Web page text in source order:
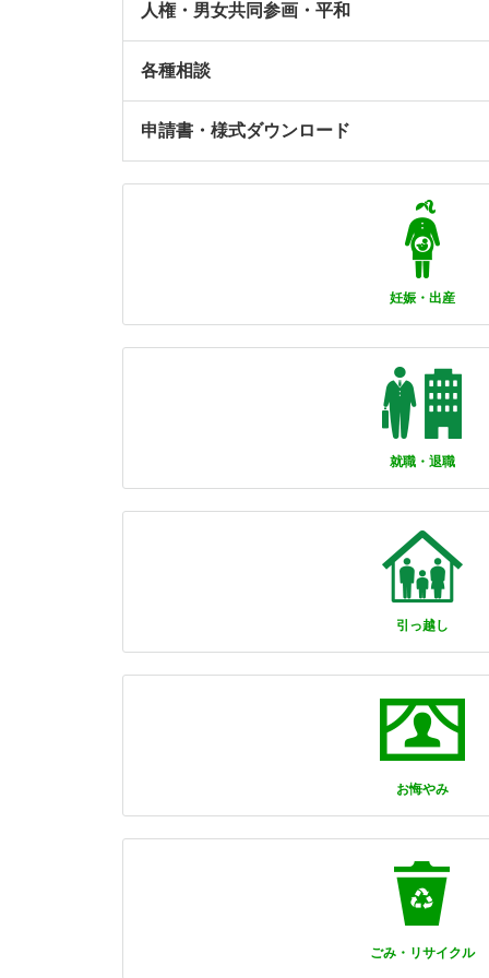
人権・男女共同参画・平和
各種相談
申請書・様式ダウンロード
妊娠・出産
就職・退職
引っ越し
お悔やみ
ごみ・リサイクル